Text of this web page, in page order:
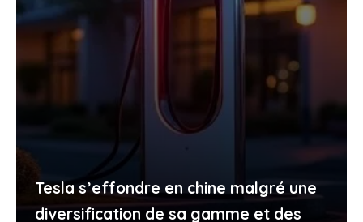
Tesla s’effondre en chine malgré une
diversification de sa gamme et des